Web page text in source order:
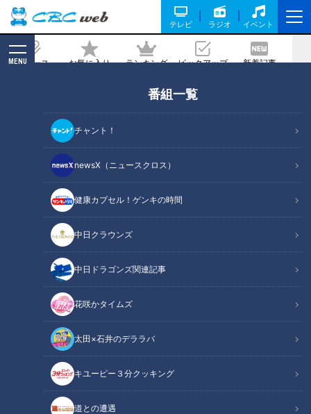
テレビ ラジオ イベント
ニュース お気に入り ランキング ピックアップ 新着記事
MENU
番組一覧
チャント！
newsX（ニュースクロス）
健康カプセル！ゲンキの時間
中日クラウンズ
中日ドラゴンズ関連記事
花咲かタイムズ
太田×石井のデララバ
キユーピー３分クッキング
道との遭遇
は？かわいいグッズで彼氏にサプライズ
する女性も！
2022/08/04 19:00
チャント！
「チャント！」特集